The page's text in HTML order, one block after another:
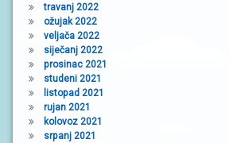
travanj 2022
ožujak 2022
veljača 2022
siječanj 2022
prosinac 2021
studeni 2021
listopad 2021
rujan 2021
kolovoz 2021
srpanj 2021